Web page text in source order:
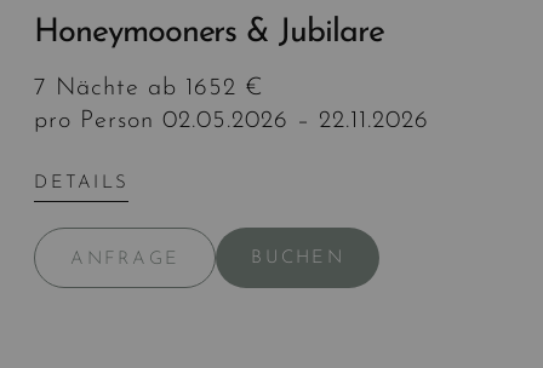
Honeymooners & Jubilare
7 Nächte ab 1652 €
pro Person 02.05.2026 – 22.11.2026
DETAILS
ANFRAGE BUCHEN